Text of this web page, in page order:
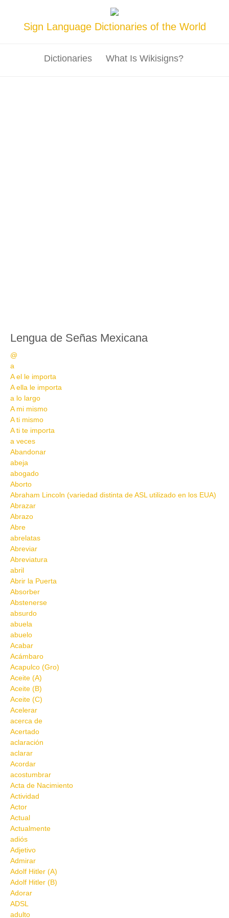
Sign Language Dictionaries of the World
Dictionaries What Is Wikisigns?
Lengua de Señas Mexicana
@
a
A el le importa
A ella le importa
a lo largo
A mi mismo
A ti mismo
A ti te importa
a veces
Abandonar
abeja
abogado
Aborto
Abraham Lincoln (variedad distinta de ASL utilizado en los EUA)
Abrazar
Abrazo
Abre
abrelatas
Abreviar
Abreviatura
abril
Abrir la Puerta
Absorber
Abstenerse
absurdo
abuela
abuelo
Acabar
Acámbaro
Acapulco (Gro)
Aceite (A)
Aceite (B)
Aceite (C)
Acelerar
acerca de
Acertado
aclaración
aclarar
Acordar
acostumbrar
Acta de Nacimiento
Actividad
Actor
Actual
Actualmente
adiós
Adjetivo
Admirar
Adolf Hitler (A)
Adolf Hitler (B)
Adorar
ADSL
adulto